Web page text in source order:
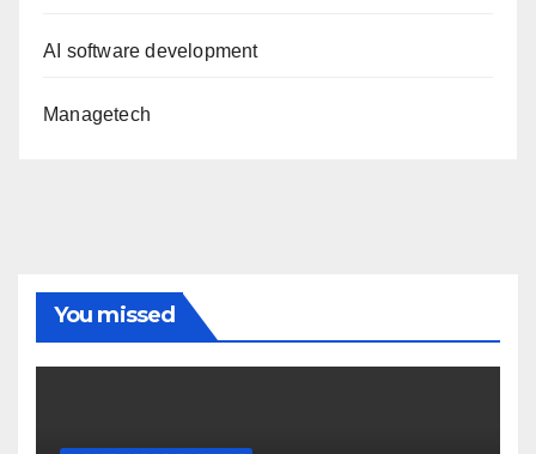
AI software development
Managetech
You missed